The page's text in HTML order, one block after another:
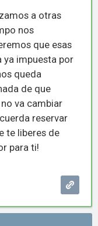
a otras
nos
que esas
ya impuesta por
queda
de que
va cambiar
reservar
te liberes de
para ti!